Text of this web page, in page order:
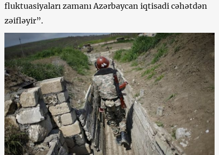
fluktuasiyaları zamanı Azərbaycan iqtisadi cəhətdən
zəifləyir”.